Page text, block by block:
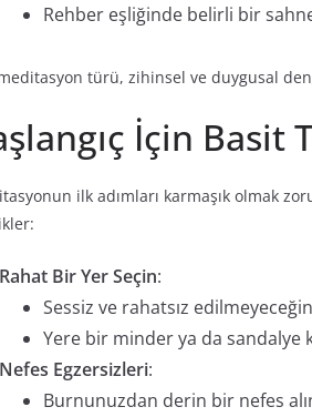
Rehber eşliğinde belirli bir
türü, zihinsel ve duygusal
İçin Basit
ilk adımları karmaşık olmak
Rahat Bir Yer Seçin:
Sessiz ve rahatsız
Yere bir minder ya da sandalye
Nefes Egzersizleri:
Burnunuzdan derin bir nefes